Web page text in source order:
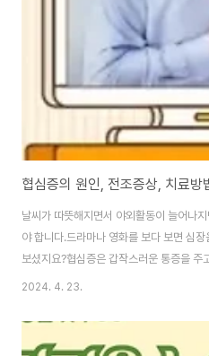
정부의 예산을 지원하고, 교육, 교통, 보건
데 사용됩니다. 지방 정부는 이..
날씨가 따뜻해지면서 야외활동이 늘어나
야 합니다.드라마나 영화를 보다 보면 심
보셨지요?협심증은 갑작스러운 통증을 주
아주 무섭고 위험한 심장질환입니다.오늘
가 급성이나 만성으로 좁아져 심장 운동에
소와 영양이 제때 공급받지 못해 심장근육
2024. 4. 23.